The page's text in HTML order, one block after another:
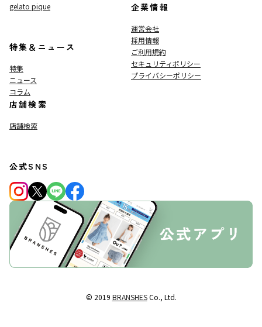
gelato pique
特集＆ニュース
特集
ニュース
コラム
店舗検索
店舗検索
企業情報
運営会社
採用情報
ご利用規約
セキュリティポリシー
プライバシーポリシー
公式SNS
© 2019 BRANSHESCo., Ltd.